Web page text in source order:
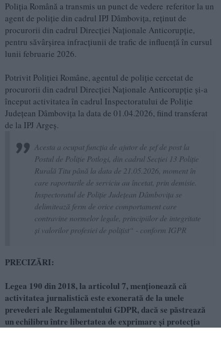
Poliția Română a transmis un punct de vedere referitor la un
agent de poliție din cadrul IPJ Dâmbovița, reținut de
procurorii din cadrul Direcției Naționale Anticorupție,
pentru săvârșirea infracțiunii de trafic de influență în cursul
lunii februarie 2026.
Potrivit Poliției Române, agentul de poliție cercetat de
procurorii din cadrul Direcției Naționale Anticorupție și-a
început activitatea în cadrul Inspectoratului de Poliție
Județean Dâmbovița la data de 01.04.2026, fiind transferat
de la IPJ Argeș.
Acesta a ocupat funcția de ajutor de șef de post la
Postul de Poliție Potlogi, din cadrul Secției 13 Poliție
Rurală Titu până la data de 21.05.2026, moment în
care raporturile de serviciu au încetat, prin demisie.
Inspectoratul de Poliție Județean Dâmbovița se
delimitează ferm de orice comportament care
contravine normelor legale, principiilor de integritate
și valorilor profesiei de polițist“ - conform IGPR
PRECIZĂRI:
Legea 190 din 2018, la articolul 7, menţionează că
activitatea jurnalistică este exonerată de la unele
prevederi ale Regulamentului GDPR, dacă se păstrează
un echilibru între libertatea de exprimare şi protecţia